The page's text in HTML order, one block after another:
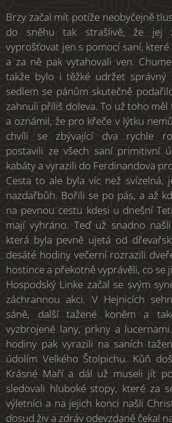
Brzy začal mít potíže neobyčejně
do sněhu tak strašlivě, že jej
vyprošťovat jen s pomocí saní,
a za ně pak vytahovali ven.
takže bylo i těžké udržet správný
sedlem se pánům skutečně
zahnuli příliš doleva. To už toho
a oznámil, že pro křeče v lýtku
chvíli se zbývající dva rychle
postavili ze všech saní primitivní
kabáty a vyrazili do Ferdinandova
Cesta to ale byla víc než svízelná,
nazdařbůh. Bořili se po pás, a až
na pevnou cestu kdesi u dnešní
mají vyhráno. Teď už snadno
která byla pevně ujetá od
desáté hodiny večerní rozrazili
hostince a překotně vyprávěli, co se
Hospodský Linke začal se svým
záchrannou akci. V Hejnicích
sáně, další tažené koněm a
vyzbrojené lany, prkny a
hodiny pak vyrazili na saních
údolím Velkého Štolpichu. Kůň
Krásné Maří a dál už museli jít
sledovali hluboké stopy, které za
výletníci a na jejich konci našli
dosud živ a zdráv odevzdaně čekal